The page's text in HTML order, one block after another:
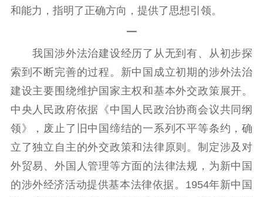
江苏要闻
通知公告 信息公开制度
信息公开指南
信息公开年度报
告
政策法规
工作动态
理论武装
理论学习 宣传宣讲 研究阐释
和能力，指明了正确方向，提供了思想引领。
一
我国涉外法治建设经历了从无到有、从初步探
索到不断完善的过程。新中国成立初期的涉外法治
建设主要围绕维护国家主权和基本外交政策展开。
中央人民政府依据《中国人民政治协商会议共同纲
领》，废止了旧中国缔结的一系列不平等条约，确
立了独立自主的外交政策和法律原则。制定涉及对
外贸易、外国人管理等方面的法律法规，为新中国
的涉外经济活动提供基本法律依据。1954年新中国